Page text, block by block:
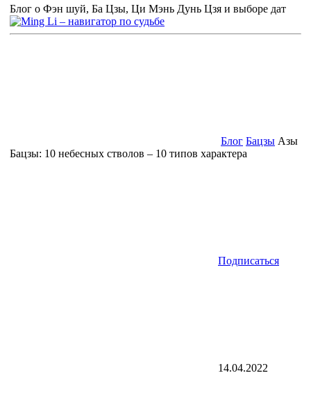
Блог о Фэн шуй, Ба Цзы, Ци Мэнь Дунь Цзя и выборе дат
Блог Бацзы Азы
Бацзы: 10 небесных стволов – 10 типов характера
Подписаться
14.04.2022